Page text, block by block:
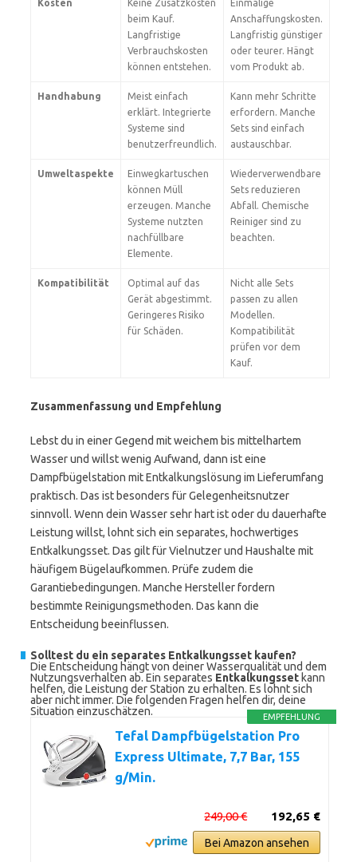
Kosten
Keine Zusatzkosten
beim Kauf.
Langfristige
Verbrauchskosten
können entstehen.
Einmalige
Anschaffungskosten.
Langfristig günstiger
oder teurer. Hängt
vom Produkt ab.
Handhabung
Meist einfach
erklärt. Integrierte
Systeme sind
benutzerfreundlich.
Kann mehr Schritte
erfordern. Manche
Sets sind einfach
austauschbar.
Umweltaspekte
Einwegkartuschen
können Müll
erzeugen. Manche
Systeme nutzten
nachfüllbare
Elemente.
Wiederverwendbare
Sets reduzieren
Abfall. Chemische
Reiniger sind zu
beachten.
Kompatibilität
Optimal auf das
Gerät abgestimmt.
Geringeres Risiko
für Schäden.
Nicht alle Sets
passen zu allen
Modellen.
Kompatibilität
prüfen vor dem
Kauf.
Zusammenfassung und Empfehlung
Lebst du in einer Gegend mit weichem bis mittelhartem
Wasser und willst wenig Aufwand, dann ist eine
Dampfbügelstation mit Entkalkungslösung im Lieferumfang
praktisch. Das ist besonders für Gelegenheitsnutzer
sinnvoll. Wenn dein Wasser sehr hart ist oder du dauerhafte
Leistung willst, lohnt sich ein separates, hochwertiges
Entkalkungsset. Das gilt für Vielnutzer und Haushalte mit
häufigem Bügelaufkommen. Prüfe zudem die
Garantiebedingungen. Manche Hersteller fordern
bestimmte Reinigungsmethoden. Das kann die
Entscheidung beeinflussen.
Solltest du ein separates Entkalkungsset kaufen?
Die Entscheidung hängt von deiner Wasserqualität und dem
Nutzungsverhalten ab. Ein separates Entkalkungsset kann
helfen, die Leistung der Station zu erhalten. Es lohnt sich
aber nicht immer. Die folgenden Fragen helfen dir, deine
Situation einzuschätzen.
EMPFEHLUNG
Tefal Dampfbügelstation Pro
Express Ultimate, 7,7 Bar, 155
g/Min.
192,65 €
249,00 €
Bei Amazon ansehen